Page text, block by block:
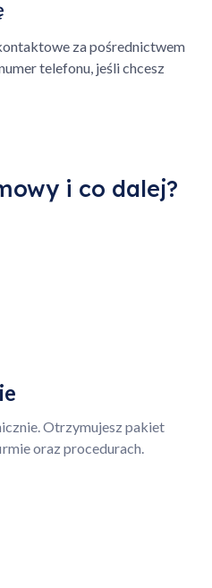
zakresie.
płatna
ponad
za pośrednictwem
telefonu, jeśli chcesz
i co dalej?
Otrzymujesz pakiet
oraz procedurach.
koszyka